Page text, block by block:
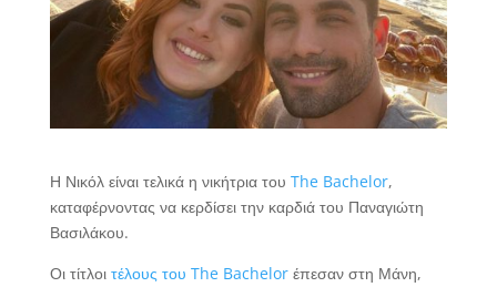
Η Νικόλ είναι τελικά η νικήτρια του The Bachelor,
καταφέρνοντας να κερδίσει την καρδιά του Παναγιώτη
Βασιλάκου.
Οι τίτλοι τέλους του The Bachelorέπεσαν στη Μάνη,